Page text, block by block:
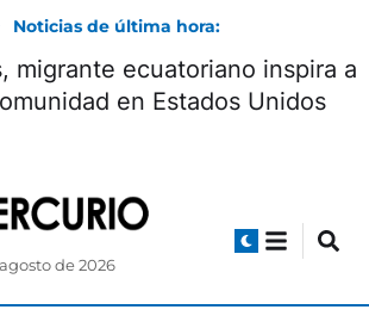
Noticias de última hora:
migrante ecuatoriano inspira a
en Estados Unidos
de 2026